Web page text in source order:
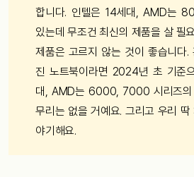
합니다. 인텔은 14세대, AMD는
있는데 무조건 최신의 제품을 살 필
제품은 고르지 않는 것이 좋습니다
진 노트북이라면 2024년 초 기준
대, AMD는 6000, 7000 시리즈의
무리는 없을 거예요. 그리고 우리
야기해요.